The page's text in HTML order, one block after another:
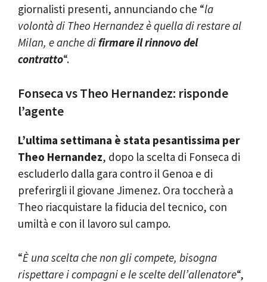
giornalisti presenti, annunciando che “la
volontà di Theo Hernandez è quella di restare al
Milan, e anche di firmare il rinnovo del
contratto“.
Fonseca vs Theo Hernandez: risponde
l’agente
L’ultima settimana è stata pesantissima per
Theo Hernandez, dopo la scelta di Fonseca di
escluderlo dalla gara contro il Genoa e di
preferirgli il giovane Jimenez. Ora toccherà a
Theo riacquistare la fiducia del tecnico, con
umiltà e con il lavoro sul campo.
“È una scelta che non gli compete, bisogna
rispettare i compagni e le scelte dell’allenatore“,